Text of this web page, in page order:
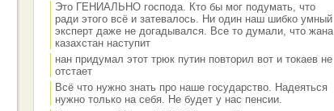
Это ГЕНИАЛЬНО господа. Кто бы мог подумать, что
ради этого всё и затевалось. Ни один наш шибко умный
эксперт даже не догадывался. Все то думали, что жана
казахстан наступит
нан придумал этот трюк путин повторил вот и токаев не
отстает
Всё что нужно знать про наше государство. Надеяться
нужно только на себя. Не будет у нас пенсии.